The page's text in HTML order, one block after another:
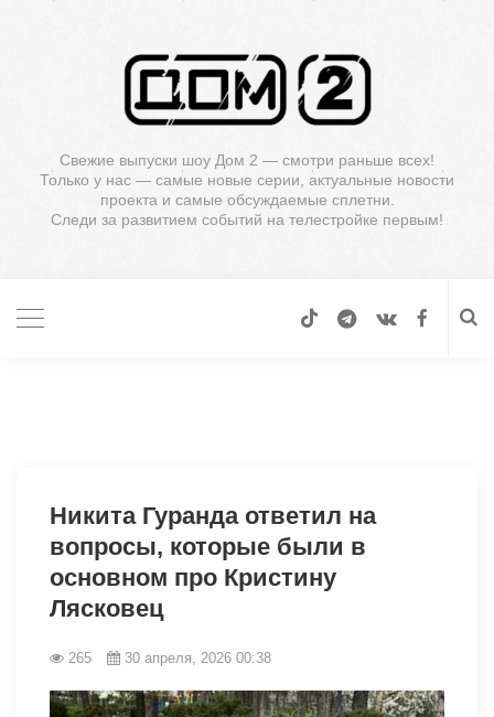
Свежие выпуски шоу Дом 2 — смотри раньше всех!
Только у нас — самые новые серии, актуальные новости
проекта и самые обсуждаемые сплетни.
Следи за развитием событий на телестройке первым!
Никита Гуранда ответил на
вопросы, которые были в
основном про Кристину
Лясковец
265 30 апреля, 2026 00:38